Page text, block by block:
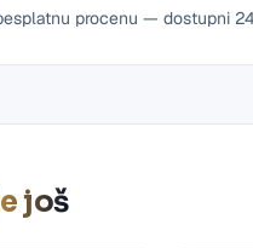
procenu — dostupni
još